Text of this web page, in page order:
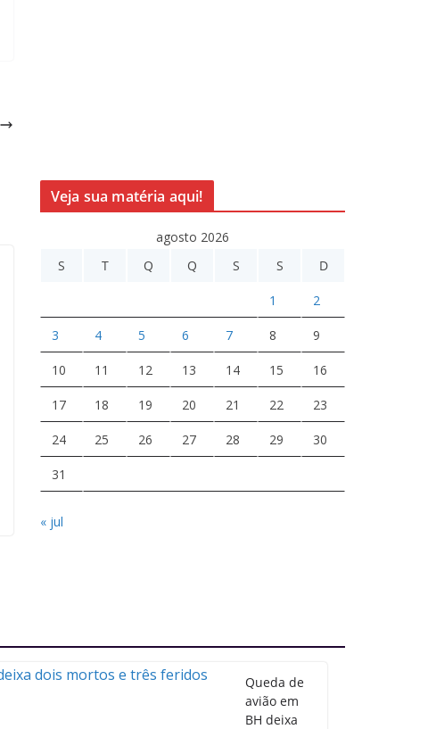
Veja sua matéria aqui!
agosto 2026
S
T Q Q S S D
1 2
3 4 5 6 7 8 9
10 11 12 13 14 15 16
17 18 19 20 21 22 23
24 25 26 27 28 29 30
31
« jul
Queda de
avião em
BH deixa